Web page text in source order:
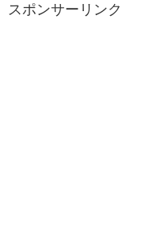
スポンサーリンク